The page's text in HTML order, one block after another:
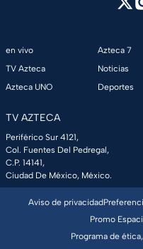
en vivo
TV Azteca
Azteca UNO
Azteca 7
Noticias
Deportes
TV AZTECA
Periférico Sur 4121,
Col. Fuentes Del Pedregal,
C.P. 14141,
Ciudad De México, México.
Aviso de privacidad
Promo
Programa de